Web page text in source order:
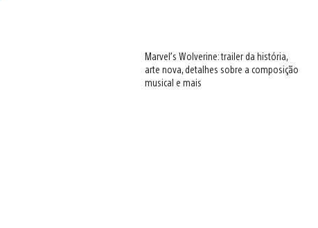
Marvel’s Wolverine: trailer da história,
arte nova, detalhes sobre a composição
musical e mais